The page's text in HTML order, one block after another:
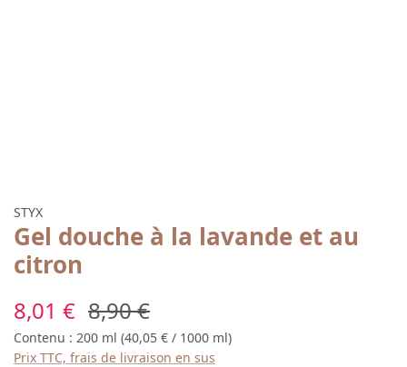
STYX
Gel douche à la lavande et au
citron
Prix de vente :
8,01 € Prix régulier :
8,90 €
Contenu : 200 ml (40,05 € / 1000 ml)
Prix TTC, frais de livraison en sus